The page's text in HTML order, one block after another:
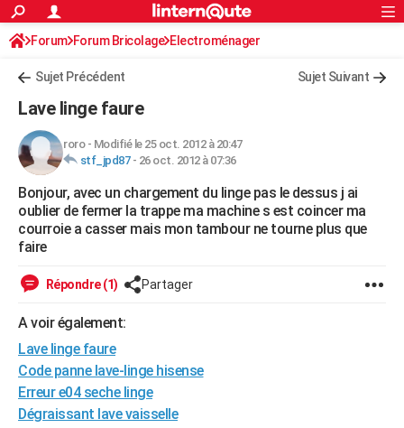
ACTUALITÉS
Politique
Société
Faits Divers
Education
Monde
Villes
+
FINANCE
Retraite
Impôts
Epargne
Immobilier
Risques naturels par ville
Banque
Assurance
Crédit
AUTO
Essais
Réserver un essai
Citadines
Berlines
SUV
Forum auto
+HIGH-TECH
Mobiles
Meilleur smartphone
Internet
Ordinateurs
Jeux vidéo
Guide high-tech
+BRICOLAGE
Forum
Aménagement intérieur
Extérieur
Cuisine
Salle de bains
Jardinage
Rangement
WEEK-END
LIFESTYLE
Art de vivre
Bien-être
Loisirs
Mode
Modes de vie
SANTE
Alimentation
Guide de la santé
Maladies
Médicaments
Sommeil
VOYAGE
Destinations
City break
Voyage nature
Voyage de noces
Forum
Climat
+
S'inscrire
Connexion
Forum Forum Bricolage Electroménager
Sujet Précédent Sujet Suivant
Lave linge faure
roro- Modifié le 25 oct. 2012 à 20:47
stf_jpd87- 26 oct. 2012 à 07:36
Bonjour, avec un chargement du linge pas le dessus j ai
oublier de fermer la trappe ma machine s est coincer ma
courroie a casser mais mon tambour ne tourne plus que
faire
Répondre (1) Partager
A voir également:
Lave linge faure
Code panne lave-linge hisense
Erreur e04 seche linge
Dégraissant lave vaisselle